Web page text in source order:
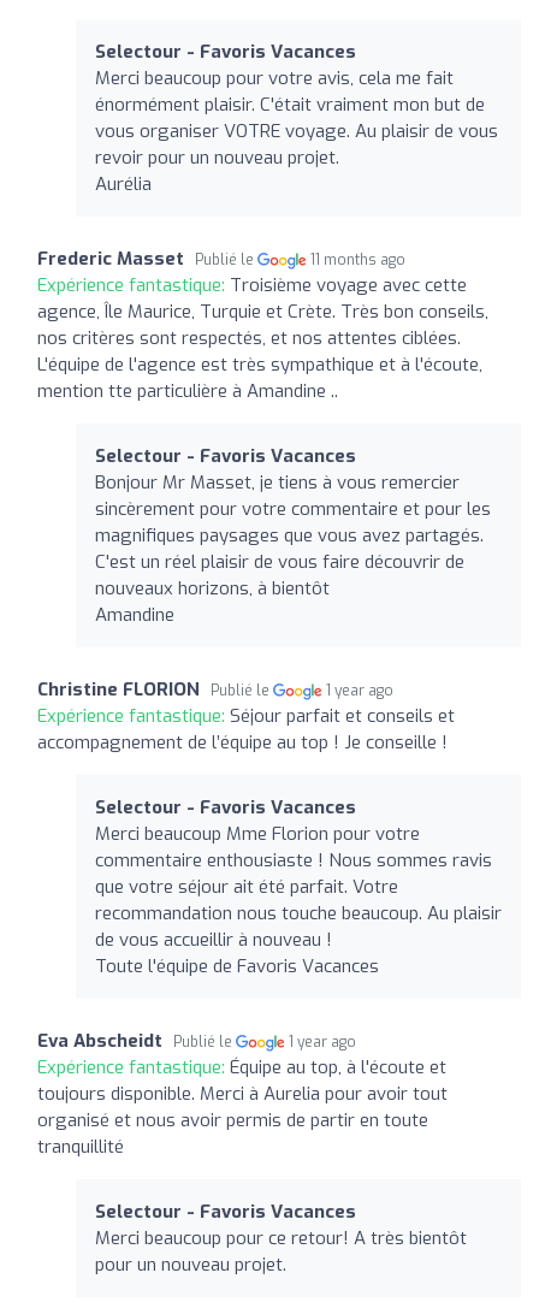
Selectour - Favoris Vacances
Merci beaucoup pour votre avis, cela me fait
énormément plaisir. C'était vraiment mon but de
vous organiser VOTRE voyage. Au plaisir de vous
revoir pour un nouveau projet.
Aurélia
Frederic Masset Publié le 11 months ago
Expérience fantastique: Troisième voyage avec cette
agence, Île Maurice, Turquie et Crète. Très bon conseils,
nos critères sont respectés, et nos attentes ciblées.
L'équipe de l'agence est très sympathique et à l'écoute,
mention tte particulière à Amandine ..
Selectour - Favoris Vacances
Bonjour Mr Masset, je tiens à vous remercier
sincèrement pour votre commentaire et pour les
magnifiques paysages que vous avez partagés.
C'est un réel plaisir de vous faire découvrir de
nouveaux horizons, à bientôt
Amandine
Christine FLORION Publié le 1 year ago
Expérience fantastique: Séjour parfait et conseils et
accompagnement de l’équipe au top ! Je conseille !
Selectour - Favoris Vacances
Merci beaucoup Mme Florion pour votre
commentaire enthousiaste ! Nous sommes ravis
que votre séjour ait été parfait. Votre
recommandation nous touche beaucoup. Au plaisir
de vous accueillir à nouveau !
Toute l'équipe de Favoris Vacances
Eva Abscheidt Publié le 1 year ago
Expérience fantastique: Équipe au top, à l'écoute et
toujours disponible. Merci à Aurelia pour avoir tout
organisé et nous avoir permis de partir en toute
tranquillité
Selectour - Favoris Vacances
Merci beaucoup pour ce retour! A très bientôt
pour un nouveau projet.